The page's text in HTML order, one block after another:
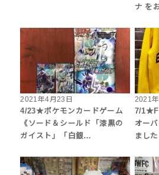
ナ を
2021年4月23日
4/23★ポケモンカードゲーム
《ソード＆シールド「漆黒の
ガイスト」「白銀…
2021
7/
オー
まし